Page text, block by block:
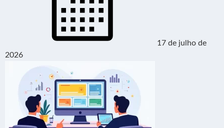
17 de julho de
2026